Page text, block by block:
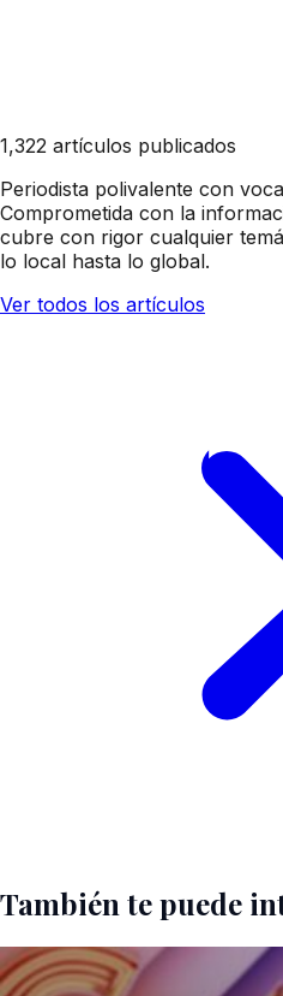
1,322 artículos publicados
Periodista polivalente con
Comprometida con la
cubre con rigor cualquier
lo local hasta lo global.
Ver todos los artículos
También te puede